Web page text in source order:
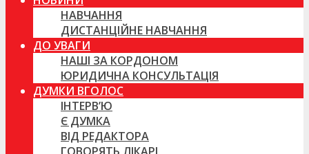
НАВЧАННЯ
ДИСТАНЦІЙНЕ НАВЧАННЯ
ДО УВАГИ
НАШІ ЗА КОРДОНОМ
ЮРИДИЧНА КОНСУЛЬТАЦІЯ
ДУМКИ ВГОЛОС
ІНТЕРВ’Ю
Є ДУМКА
ВІД РЕДАКТОРА
ГОВОРЯТЬ ЛІКАРІ